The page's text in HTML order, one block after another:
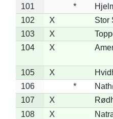
101 *
102
X
Stor
103
X
104
X
105 X
106
*
107
X
108
X